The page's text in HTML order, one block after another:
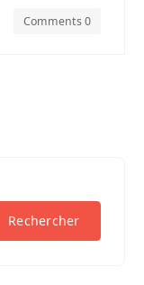
Comments 0
Rechercher